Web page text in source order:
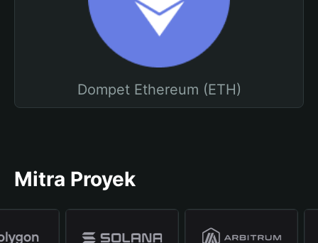
Dompet Ethereum (ETH)
Mitra Proyek